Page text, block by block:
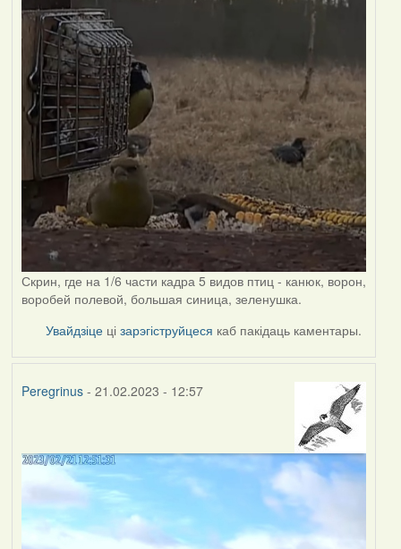
Скрин, где на 1/6 части кадра 5 видов птиц - канюк, ворон,
воробей полевой, большая синица, зеленушка.
Увайдзіце цізарэгіструйцеся каб пакідаць каментары.
Peregrinus- 21.02.2023 - 12:57